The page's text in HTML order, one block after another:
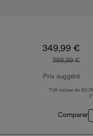
349,99 €
389,99 €
Prix suggéré
TVA incluse de
Comparer